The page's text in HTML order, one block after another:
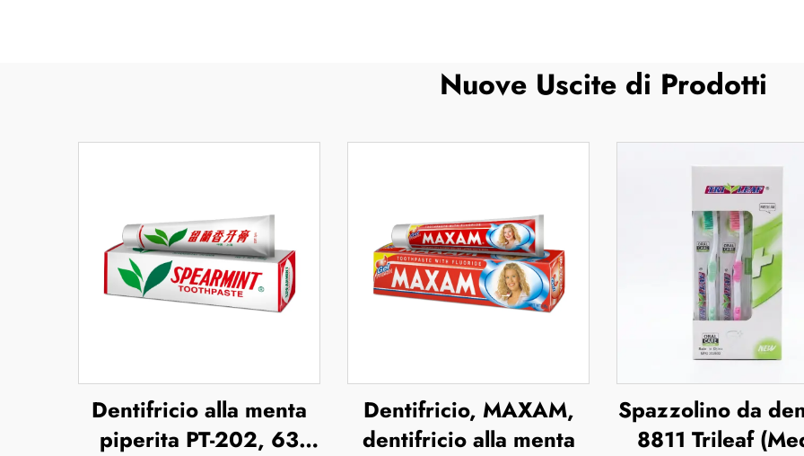
Nuove Uscite di Prodotti
Dentifricio alla menta
piperita PT-202, 63
Dentifricio, MAXAM,
dentifricio alla menta
Spazzolino da
8811 Trileaf